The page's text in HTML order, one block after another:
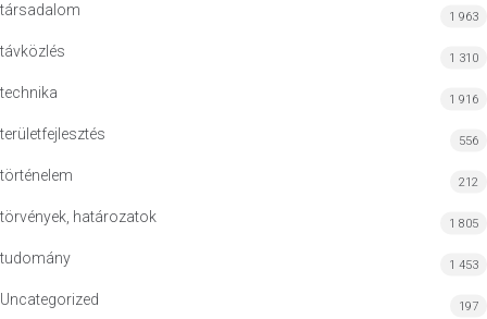
társadalom 1 963
távközlés 1 310
technika 1 916
területfejlesztés 556
történelem 212
törvények, határozatok 1 805
tudomány 1 453
Uncategorized 197